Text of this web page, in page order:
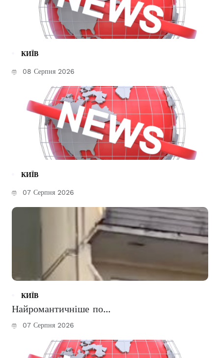
КИЇВ
08 Серпня 2026
КИЇВ
07 Серпня 2026
КИЇВ
Найромантичніше по...
07 Серпня 2026